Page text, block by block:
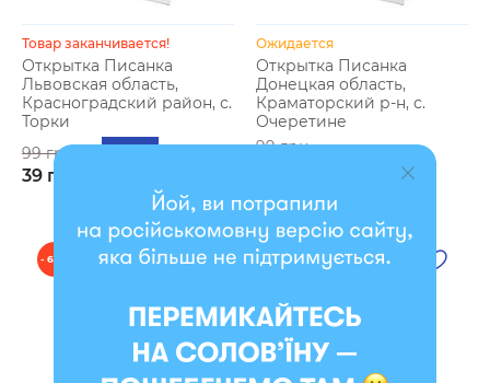
Товар заканчивается!
Открытка Писанка
Львовская область,
Красноградский район, с.
Торки
99 грн
39 грн
Ожидается
Открытка Писанка
Донецкая область,
Краматорский р-н, с.
Очеретине
99 грн
- 61 % - 61 %